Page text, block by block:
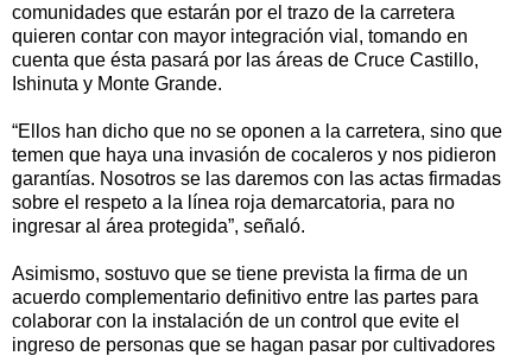
comunidades que estarán por el trazo de la carretera
quieren contar con mayor integración vial, tomando en
cuenta que ésta pasará por las áreas de Cruce Castillo,
Ishinuta y Monte Grande.
“Ellos han dicho que no se oponen a la carretera, sino que
temen que haya una invasión de cocaleros y nos pidieron
garantías. Nosotros se las daremos con las actas firmadas
sobre el respeto a la línea roja demarcatoria, para no
ingresar al área protegida”, señaló.
Asimismo, sostuvo que se tiene prevista la firma de un
acuerdo complementario definitivo entre las partes para
colaborar con la instalación de un control que evite el
ingreso de personas que se hagan pasar por cultivadores